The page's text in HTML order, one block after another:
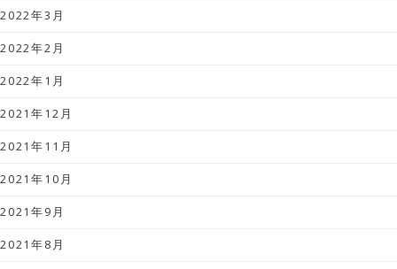
2022年3月
2022年2月
2022年1月
2021年12月
2021年11月
2021年10月
2021年9月
2021年8月